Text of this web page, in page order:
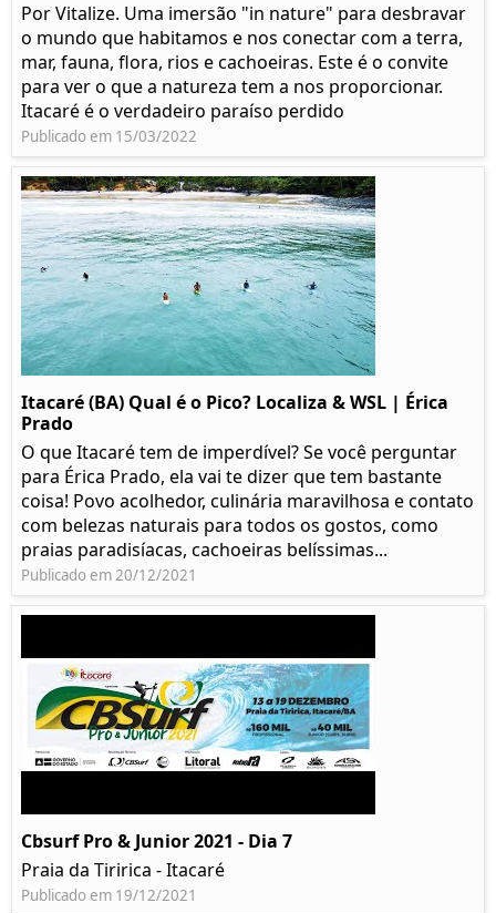
Por Vitalize. Uma imersão "in nature" para desbravar
o mundo que habitamos e nos conectar com a terra,
mar, fauna, flora, rios e cachoeiras. Este é o convite
para ver o que a natureza tem a nos proporcionar.
Itacaré é o verdadeiro paraíso perdido
Publicado em 15/03/2022
Itacaré (BA) Qual é o Pico? Localiza & WSL | Érica
Prado​
O que Itacaré tem de imperdível? Se você perguntar
para Érica Prado, ela vai te dizer que tem bastante
coisa!​ Povo acolhedor, culinária maravilhosa e contato
com belezas naturais para todos os gostos, como
praias paradisíacas, cachoeiras belíssimas...
Publicado em 20/12/2021
Cbsurf Pro & Junior 2021 - Dia 7
Praia da Tiririca - Itacaré
Publicado em 19/12/2021